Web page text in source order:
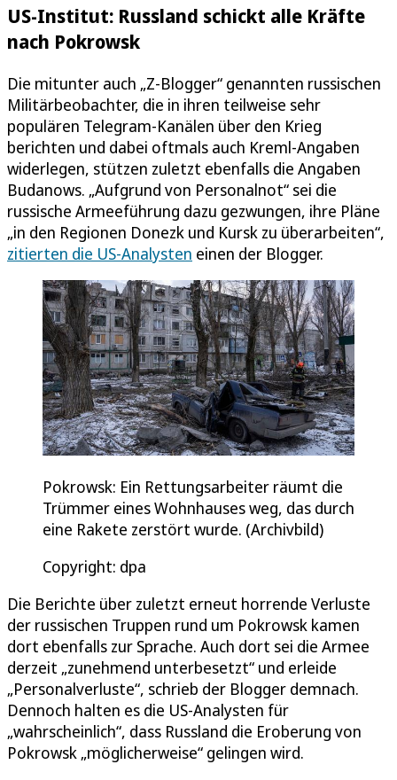
US-Institut: Russland schickt alle Kräfte
nach Pokrowsk
Die mitunter auch „Z-Blogger“ genannten russischen
Militärbeobachter, die in ihren teilweise sehr
populären Telegram-Kanälen über den Krieg
berichten und dabei oftmals auch Kreml-Angaben
widerlegen, stützen zuletzt ebenfalls die Angaben
Budanows. „Aufgrund von Personalnot“ sei die
russische Armeeführung dazu gezwungen, ihre Pläne
„in den Regionen Donezk und Kursk zu überarbeiten“,
zitierten die US-Analysten einen der Blogger.
Pokrowsk: Ein Rettungsarbeiter räumt die
Trümmer eines Wohnhauses weg, das durch
eine Rakete zerstört wurde. (Archivbild)
Copyright: dpa
Die Berichte über zuletzt erneut horrende Verluste
der russischen Truppen rund um Pokrowsk kamen
dort ebenfalls zur Sprache. Auch dort sei die Armee
derzeit „zunehmend unterbesetzt“ und erleide
„Personalverluste“, schrieb der Blogger demnach.
Dennoch halten es die US-Analysten für
„wahrscheinlich“, dass Russland die Eroberung von
Pokrowsk „möglicherweise“ gelingen wird.